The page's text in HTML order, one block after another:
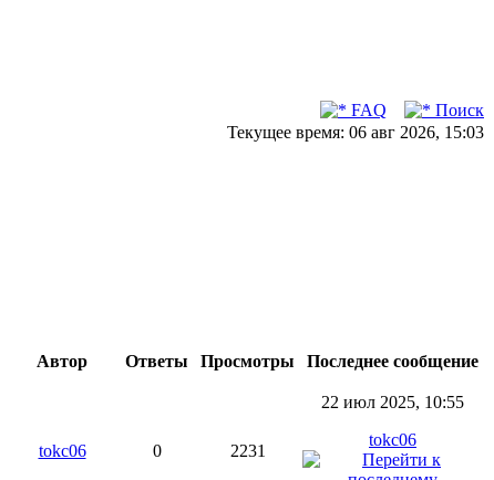
FAQ
Поиск
Текущее время: 06 авг 2026, 15:03
Автор Ответы Просмотры Последнее сообщение
tokc06 0 2231
22 июл 2025, 10:55
tokc06